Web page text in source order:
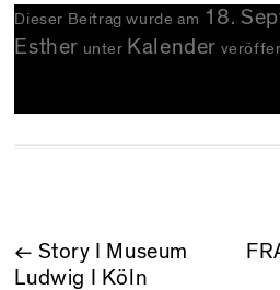
Dieser Beitrag wurde am 18.
Esther unter Kalender
← Story I Museum
Ludwig I Köln